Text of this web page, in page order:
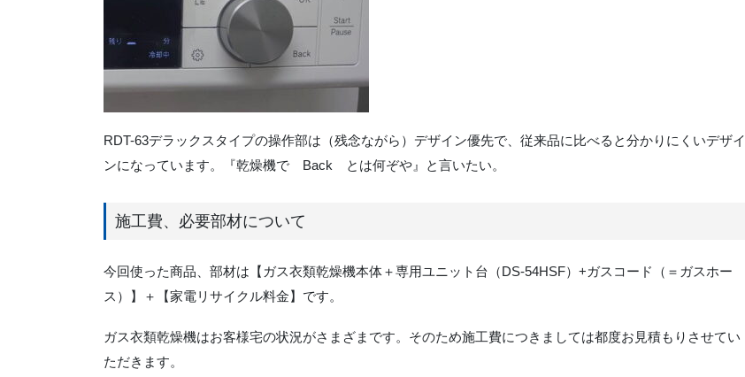
RDT-63デラックスタイプの操作部は（残念ながら）デザイン優先で、従来品に比べると分かりにくいデザイ
ンになっています。『乾燥機で Back とは何ぞや』と言いたい。
施工費、必要部材について
今回使った商品、部材は【ガス衣類乾燥機本体＋専用ユニット台（DS-54HSF）+ガスコード（＝ガスホー
ス）】＋【家電リサイクル料金】です。
ガス衣類乾燥機はお客様宅の状況がさまざまです。そのため施工費につきましては都度お見積もりさせてい
ただきます。